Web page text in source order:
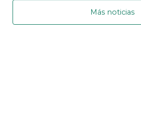
Más noticias